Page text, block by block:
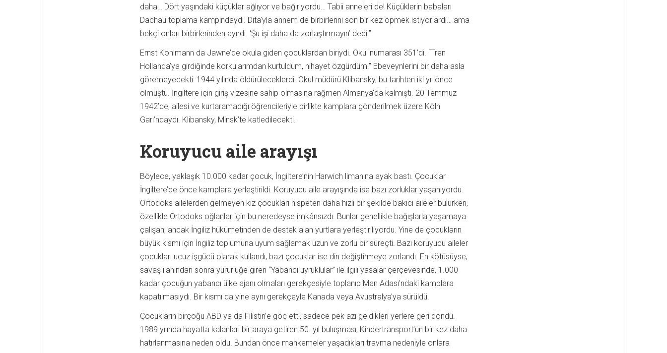
daha… Dört yaşındaki küçükler ağlıyor ve bağırıyordu… Tabii anneleri de! Küçüklerin babaları
Dachau toplama kampındaydı. Dita’yla annem de birbirlerini son bir kez öpmek istiyorlardı… ama
bekçi onları birbirlerinden ayırdı. ‘Şu işi daha da zorlaştırmayın’ dedi.”
Ernst Kohlmann da Jawne’de okula giden çocuklardan biriydi. Okul numarası 351’di. “Tren
Hollanda’ya girdiğinde korkularımdan kurtuldum, nihayet özgürdüm.” Ebeveynlerini bir daha asla
göremeyecekti: 1944 yılında öldürüleceklerdi. Okul müdürü Klibansky, bu tarihten iki yıl önce
ölmüştü. İngiltere için giriş vizesine sahip olmasına rağmen Almanya’da kalmıştı. 20 Temmuz
1942’de, ailesi ve kurtaramadığı öğrencileriyle birlikte kamplara gönderilmek üzere Köln
Garı’ndaydı. Klibansky, Minsk’te katledilecekti.
Koruyucu aile arayışı
Böylece, yaklaşık 10.000 kadar çocuk, İngiltere’nin Harwich limanına ayak bastı. Çocuklar
İngiltere’de önce kamplara yerleştirildi. Koruyucu aile arayışında ise bazı zorluklar yaşanıyordu.
Ortodoks ailelerden gelmeyen kız çocukları nispeten daha hızlı bir şekilde bakıcı aileler bulurken,
özellikle Ortodoks oğlanlar için bu neredeyse imkânsızdı. Bunlar genellikle bağışlarla yaşamaya
çalışan, ancak İngiliz hükümetinden de destek alan yurtlara yerleştiriliyordu. Yine de çocukların
büyük kısmı için İngiliz toplumuna uyum sağlamak uzun ve zorlu bir süreçti. Bazı koruyucu aileler
çocukları ucuz işgücü olarak kullandı, bazı çocuklar ise din değiştirmeye zorlandı. En kötüsüyse,
savaş ilanından sonra yürürlüğe giren “Yabancı uyruklular” ile ilgili yasalar çerçevesinde, 1.000
kadar çocuğun yabancı ülke ajanı olmaları gerekçesiyle toplanıp Man Adası’ndaki kamplara
kapatılmasıydı. Bir kısmı da yine aynı gerekçeyle Kanada veya Avustralya’ya sürüldü.
Çocukların birçoğu ABD ya da Filistin’e göç etti, sadece pek azı geldikleri yerlere geri döndü.
1989 yılında hayatta kalanları bir araya getiren 50. yıl buluşması, Kindertransport’un bir kez daha
hatırlanmasına neden oldu. Bundan önce mahkemeler yaşadıkları travma nedeniyle onlara